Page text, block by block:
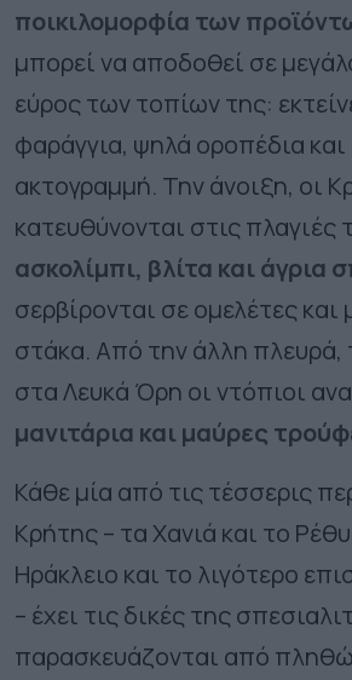
ποικιλομορφία των
μπορεί να αποδοθεί σε
εύρος των τοπίων της:
φαράγγια, ψηλά οροπέδια και
ακτογραμμή. Την άνοιξη, οι
κατευθύνονται στις πλαγιές
ασκολίμπι, βλίτα και άγρια
σερβίρονται σε ομελέτες και
στάκα. Από την άλλη
στα Λευκά Όρη οι ντόπιοι
μανιτάρια και μαύρες
Κάθε μία από τις τέσσερις
Κρήτης – τα Χανιά και το
Ηράκλειο και το λιγότερο
– έχει τις δικές της
παρασκευάζονται από